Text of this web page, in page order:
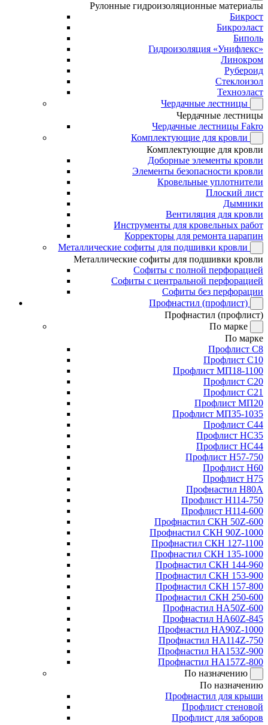
Рулонные гидроизоляционные материалы
Бикрост
Бикроэласт
Биполь
Гидроизоляция «Унифлекс»
Линокром
Рубероид
Стеклоизол
Техноэласт
Чердачные лестницы
Чердачные лестницы
Чердачные лестницы Fakro
Комплектующие для кровли
Комплектующие для кровли
Доборные элементы кровли
Элементы безопасности кровли
Кровельные уплотнители
Плоский лист
Дымники
Вентиляция для кровли
Инструменты для кровельных работ
Корректоры для ремонта царапин
Металлические софиты для подшивки кровли
Металлические софиты для подшивки кровли
Софиты с полной перфорацией
Софиты с центральной перфорацией
Софиты без перфорации
Профнастил (профлист)
Профнастил (профлист)
По марке
По марке
Профлист С8
Профлист С10
Профлист МП18-1100
Профлист С20
Профлист С21
Профлист МП20
Профлист МП35-1035
Профлист С44
Профлист НС35
Профлист НС44
Профлист Н57-750
Профлист Н60
Профлист Н75
Профнастил Н80А
Профлист Н114-750
Профлист Н114-600
Профнастил СКН 50Z-600
Профнастил СКН 90Z-1000
Профнастил СКН 127-1100
Профнастил СКН 135-1000
Профнастил СКН 144-960
Профнастил СКН 153-900
Профнастил СКН 157-800
Профнастил СКН 250-600
Профнастил НА50Z-600
Профнастил НА60Z-845
Профнастил НА90Z-1000
Профнастил НА114Z-750
Профнастил НА153Z-900
Профнастил НА157Z-800
По назначению
По назначению
Профнастил для крыши
Профлист стеновой
Профлист для заборов